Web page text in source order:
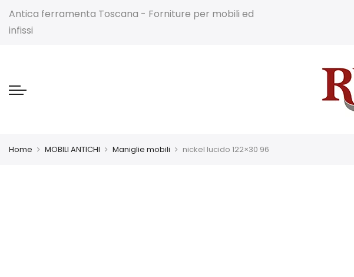
Antica ferramenta Toscana - Forniture per mobili ed
infissi
Home MOBILI ANTICHI Maniglie mobili nickel lucido 122×30 96